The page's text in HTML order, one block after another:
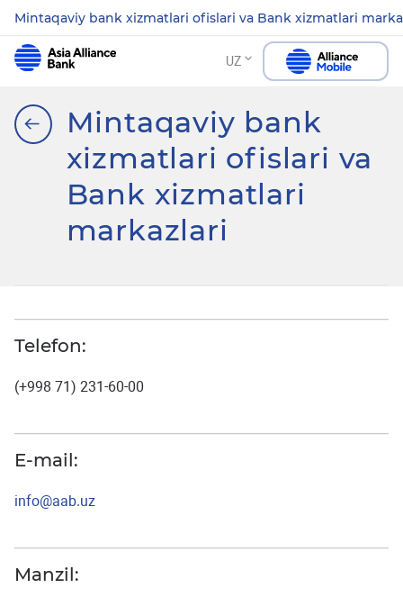
Mintaqaviy bank xizmatlari ofislari va Bank xizmatlari
UZ
Mintaqaviy bank
xizmatlari ofislari va
Bank xizmatlari
markazlari
Telefon:
(+998 71) 231-60-00
E-mail:
info@aab.uz
Manzil: